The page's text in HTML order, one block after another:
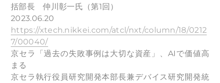
括部長 仲川彰一氏（第1回）
2023.06.20
https://xtech.nikkei.com/atcl/nxt/column/18/0212
7/00040/
京セラ「過去の失敗事例は大切な資産」、AIで価値高
まる
京セラ執行役員研究開発本部長兼デバイス研究開発統